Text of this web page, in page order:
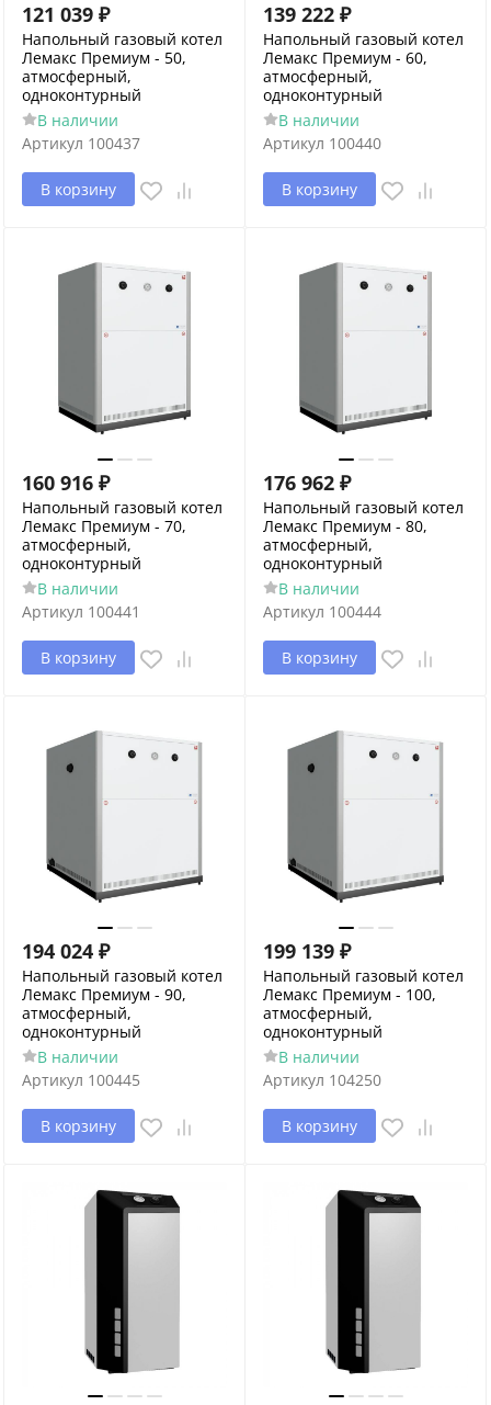
121 039 ₽
Напольный газовый котел
Лемакс Премиум - 50,
атмосферный,
одноконтурный
В наличии
Артикул 100437
В корзину
139 222 ₽
Напольный газовый котел
Лемакс Премиум - 60,
атмосферный,
одноконтурный
В наличии
Артикул 100440
В корзину
160 916 ₽
Напольный газовый котел
Лемакс Премиум - 70,
атмосферный,
одноконтурный
В наличии
Артикул 100441
В корзину
176 962 ₽
Напольный газовый котел
Лемакс Премиум - 80,
атмосферный,
одноконтурный
В наличии
Артикул 100444
В корзину
194 024 ₽
Напольный газовый котел
Лемакс Премиум - 90,
атмосферный,
одноконтурный
В наличии
Артикул 100445
В корзину
199 139 ₽
Напольный газовый котел
Лемакс Премиум - 100,
атмосферный,
одноконтурный
В наличии
Артикул 104250
В корзину